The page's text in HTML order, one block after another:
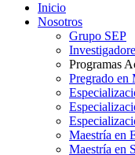
Inicio
Nosotros
Grupo SEP
Programas
Pregrado en
Maestría en
Maestría en